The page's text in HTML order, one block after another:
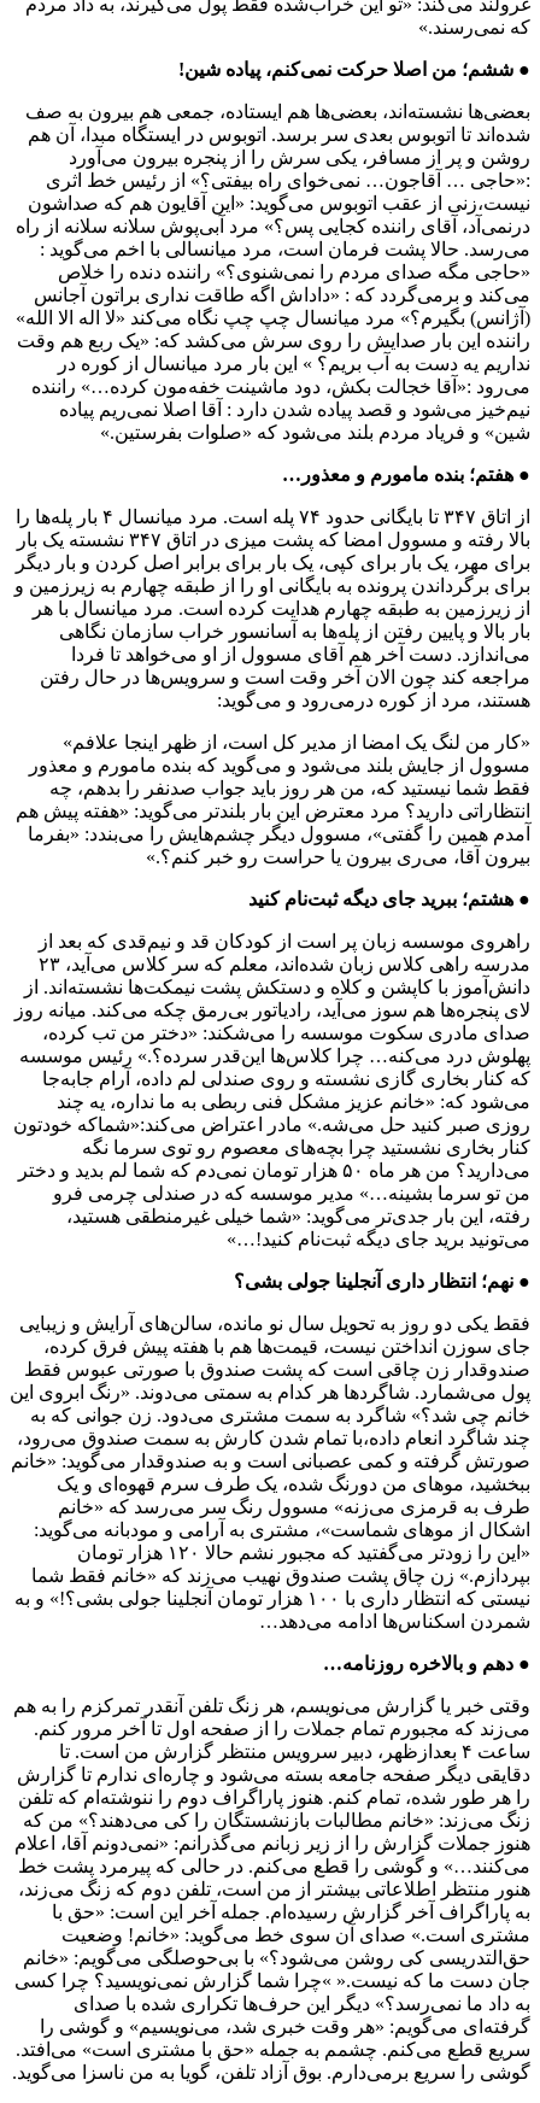
غرولند می‌کند: «تو این خراب‌شده فقط پول می‌گیرند، به داد مردم
که نمی‌رسند.»
● ششم؛ من اصلا حرکت نمی‌کنم، پیاده شین!
بعضی‌ها نشسته‌اند، بعضی‌ها هم ایستاده، جمعی هم بیرون به صف
شده‌اند تا اتوبوس بعدی سر برسد. اتوبوس در ایستگاه مبدا، آن هم
روشن و پر از مسافر، یکی سرش را از پنجره بیرون می‌آورد
:«حاجی … آقاجون… نمی‌خوای راه بیفتی؟» از رئیس خط اثری
نیست،زنی از عقب اتوبوس می‌گوید: «این آقایون هم که صداشون
درنمی‌آد، آقای راننده کجایی پس؟» مرد آبی‌پوش سلانه سلانه از راه
می‌رسد. حالا پشت فرمان است، مرد میانسالی با اخم می‌گوید :
«حاجی مگه صدای مردم را نمی‌شنوی؟» راننده دنده را خلاص
می‌کند و برمی‌گردد که : «داداش اگه طاقت نداری براتون آجانس
(آژانس)‌ بگیرم؟» مرد میانسال چپ چپ نگاه می‌کند «لا اله الا الله»
راننده این بار صدایش را روی سرش می‌کشد که: «یک ربع هم وقت
نداریم یه دست به آب بریم؟ » این بار مرد میانسال از کوره در
می‌رود :«آقا خجالت بکش، دود ماشینت خفه‌مون کرده…» راننده
نیم‌خیز می‌شود و قصد پیاده شدن دارد : آقا اصلا نمی‌ریم پیاده
شین» و فریاد مردم بلند می‌شود که «صلوات بفرستین.»
● هفتم؛ بنده مامورم و معذور…
از اتاق ۳۴۷ تا بایگانی حدود ۷۴ پله است. مرد میانسال ۴ بار پله‌ها را
بالا رفته و مسوول امضا که پشت میزی در اتاق ۳۴۷ نشسته یک بار
برای مهر، یک بار برای کپی، یک بار برای برابر اصل کردن و بار دیگر
برای برگرداندن پرونده به بایگانی او را از طبقه چهارم به زیرزمین و
از زیرزمین به طبقه چهارم هدایت کرده است. مرد میانسال با هر
بار بالا و پایین رفتن از پله‌ها به آسانسور خراب سازمان نگاهی
می‌اندازد. دست آخر هم آقای مسوول از او می‌خواهد تا فردا
مراجعه کند چون الان آخر وقت است و سرویس‌ها در حال رفتن
هستند، مرد از کوره درمی‌رود و می‌گوید:
«کار من لنگ یک امضا از مدیر کل است، ‌از ظهر اینجا علافم»
مسوول از جایش بلند می‌شود و می‌گوید که بنده مامورم و معذور
فقط شما نیستید که، من هر روز باید جواب صدنفر را بدهم، چه
انتظاراتی دارید؟ مرد معترض این بار بلندتر می‌گوید: «هفته پیش هم
آمدم همین را گفتی»، مسوول دیگر چشم‌هایش را می‌بندد: «بفرما
بیرون آقا، می‌ری بیرون یا حراست رو خبر کنم؟.»
● هشتم؛ ببرید جای دیگه ثبت‌نام کنید
راهروی موسسه زبان پر است از کودکان قد و نیم‌قدی که بعد از
مدرسه راهی کلاس زبان شده‌اند، معلم که سر کلاس می‌آید، ۲۳
دانش‌آموز با کاپشن و کلاه و دستکش پشت نیمکت‌ها نشسته‌اند. از
لای پنجره‌ها هم سوز می‌آید، رادیاتور بی‌رمق چکه می‌کند. میانه روز
صدای مادری سکوت موسسه را می‌شکند: «دختر من تب کرده،
پهلوش درد می‌کنه… چرا کلاس‌ها این‌قدر سرده؟.» رئیس موسسه
که کنار بخاری گازی نشسته و روی صندلی لم داده، آرام جابه‌جا
می‌شود که: «خانم عزیز مشکل فنی ربطی به ما نداره، یه چند
روزی صبر کنید حل می‌شه.» مادر اعتراض می‌کند:«شماکه خودتون
کنار بخاری نشستید چرا بچه‌های معصوم رو توی سرما نگه
می‌دارید؟ من هر ماه ۵۰ هزار تومان نمی‌دم که شما لم بدید و دختر
من تو سرما بشینه…» مدیر موسسه که در صندلی چرمی فرو
رفته، این بار جدی‌تر می‌گوید: «شما خیلی غیرمنطقی هستید،
می‌تونید برید جای دیگه ثبت‌نام کنید!…»
● نهم؛ انتظار داری آنجلینا جولی بشی؟
فقط یکی دو روز به تحویل سال نو مانده، سالن‌های آرایش و زیبایی
جای سوزن انداختن نیست، قیمت‌ها هم با هفته پیش فرق کرده،
صندوقدار زن چاقی است که پشت صندوق با صورتی عبوس فقط
پول می‌شمارد. شاگردها هر کدام به سمتی می‌دوند. «رنگ ابروی این
خانم چی شد؟» شاگرد به سمت مشتری می‌دود. زن جوانی که به
چند شاگرد انعام داده،‌با تمام شدن کارش به سمت صندوق می‌رود،‌
صورتش گرفته و کمی عصبانی است و به صندوقدار می‌گوید: «خانم
ببخشید، موهای من دورنگ شده، یک طرف سرم قهوه‌ای و یک
طرف به قرمزی می‌زنه» مسوول رنگ سر می‌رسد که «خانم
اشکال از موهای شماست»، مشتری به آرامی و مودبانه می‌گوید:
«این را زودتر می‌گفتید که مجبور نشم حالا ۱۲۰ هزار تومان
بپردازم.» زن چاق پشت صندوق نهیب می‌زند که «خانم فقط شما
نیستی که انتظار داری با ۱۰۰ هزار تومان آنجلینا جولی بشی؟!» و به
شمردن اسکناس‌ها ادامه می‌دهد…
● دهم و بالاخره روزنامه…
وقتی خبر یا گزارش می‌نویسم، هر زنگ تلفن آنقدر تمرکزم را به هم
می‌زند که مجبورم تمام جملات را از صفحه اول تا آخر مرور کنم.
ساعت ۴ بعدازظهر، دبیر سرویس منتظر گزارش من است. تا
دقایقی دیگر صفحه جامعه بسته می‌شود و چاره‌ای ندارم تا گزارش
را هر طور شده، تمام کنم. هنوز پاراگراف دوم را ننوشته‌ام که تلفن
زنگ می‌زند: «خانم مطالبات بازنشستگان را کی می‌دهند؟» من که
هنوز جملات گزارش را از زیر زبانم می‌گذرانم: «نمی‌دونم آقا، اعلام
می‌کنند…» و گوشی را قطع می‌کنم. در حالی که پیرمرد پشت خط
هنور منتظر اطلاعاتی بیشتر از من است، تلفن دوم که زنگ می‌زند،
به پاراگراف آخر گزارش رسیده‌ام. جمله آخر این است: «حق با
مشتری است.» صدای آن سوی خط می‌گوید: «خانم! وضعیت
حق‌التدریسی‌ کی روشن می‌شود؟» با بی‌حوصلگی می‌گویم: «خانم
جان دست ما که نیست.« »چرا شما گزارش نمی‌نویسید؟ چرا کسی
به داد ما نمی‌رسد؟» دیگر این حرف‌ها تکراری شده با صدای
گرفته‌ای می‌گویم: «هر وقت خبری شد، می‌نویسیم» و گوشی را
سریع قطع می‌کنم. چشمم به جمله «حق با مشتری است» می‌افتد.
گوشی را سریع برمی‌دارم. بوق آزاد تلفن، گویا به من ناسزا می‌گوید.